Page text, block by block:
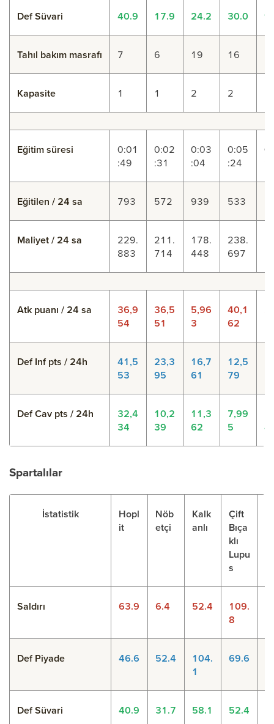
Def Süvari 40.9 17.9 24.2 30.0
Tahıl bakım masrafı 7 6 19 16
Kapasite 1 1 2 2
Eğitim süresi
0:01
:49
0:02
:31
0:03
:04
0:05
:24
Eğitilen / 24 sa 793 572 939 533
Maliyet / 24 sa
229.
883
211.
714
178.
448
238.
697
Atk puanı / 24 sa
36,9
54
36,5
51
5,96
3
40,1
62
Def Inf pts / 24h
41,5
53
23,3
95
16,7
61
12,5
79
Def Cav pts / 24h
32,4
34
10,2
39
11,3
62
7,99
5
Spartalılar
İstatistik
Hopl
it
Nöb
etçi
Kalk
anlı
Çift
Bıça
klı
Lupu
s
Saldırı 63.9 6.4 52.4
109.
8
Def Piyade 46.6 52.4
104.
1
69.6
Def Süvari 40.9 31.7 58.1 52.4